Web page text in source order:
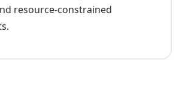
resource-constrained